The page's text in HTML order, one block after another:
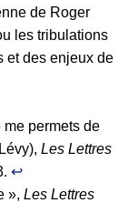
de Roger
les tribulations
et des enjeux de
permets de
Les Lettres
↩︎
», Les Lettres